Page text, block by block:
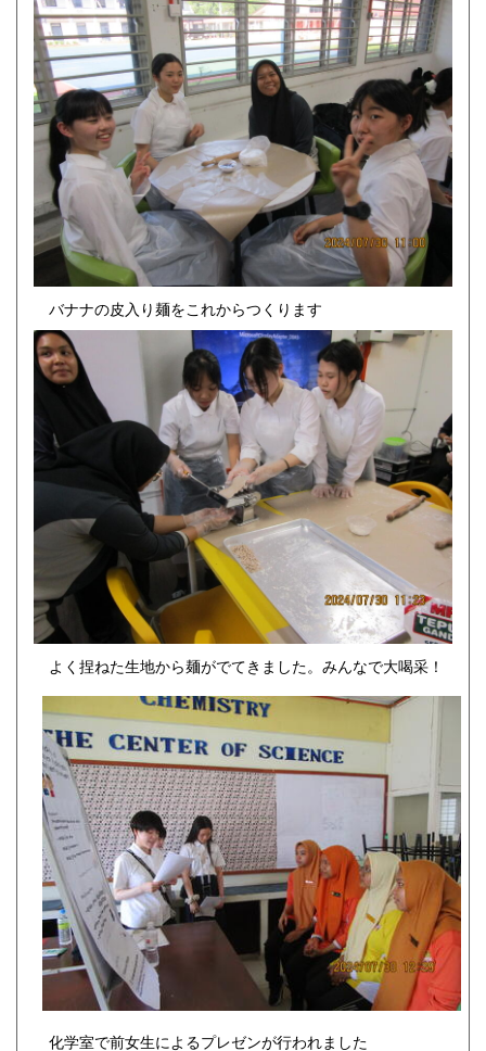
バナナの皮入り麺をこれからつくります
よく捏ねた生地から麺がでてきました。みんなで大喝采！
化学室で前女生によるプレゼンが行われました